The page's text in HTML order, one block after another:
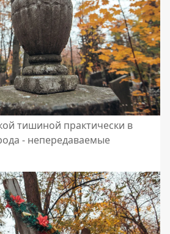
тишиной практически в
- непередаваемые